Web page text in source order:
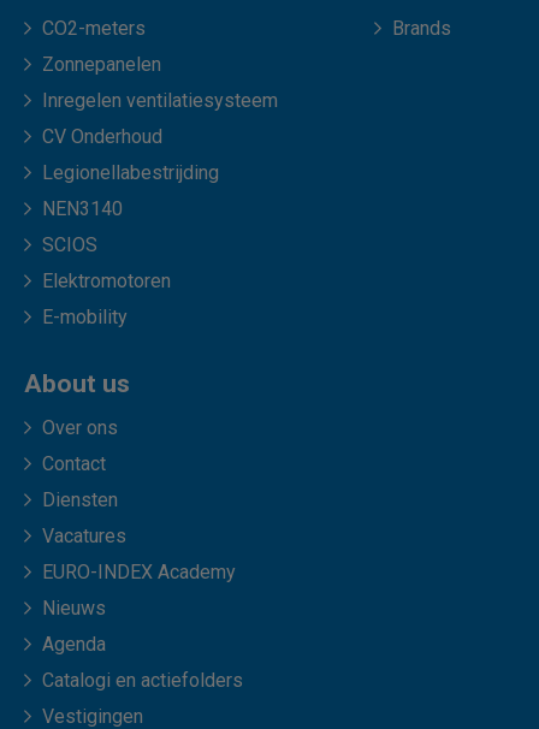
CO2-meters
Zonnepanelen
Inregelen ventilatiesysteem
CV Onderhoud
Legionellabestrijding
NEN3140
SCIOS
Elektromotoren
E-mobility
Brands
About us
Over ons
Contact
Diensten
Vacatures
EURO-INDEX Academy
Nieuws
Agenda
Catalogi en actiefolders
Vestigingen